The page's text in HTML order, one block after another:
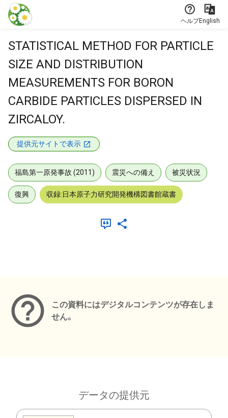
本文に飛ぶ
ヘルプEnglish
STATISTICAL METHOD FOR PARTICLE
SIZE AND DISTRIBUTION
MEASUREMENTS FOR BORON
CARBIDE PARTICLES DISPERSED IN
ZIRCALOY.
提供元サイトで表示
福島第一原発事故 (2011) 震災への備え 被災状況
復興 収録:日本原子力研究開発機構図書館蔵書
この資料にはデジタルコンテンツが存在しま
せん。
データの提供元